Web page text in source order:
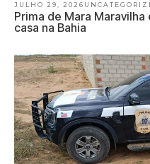
JULHO 29, 2026
Prima de Mara
casa na Bahia